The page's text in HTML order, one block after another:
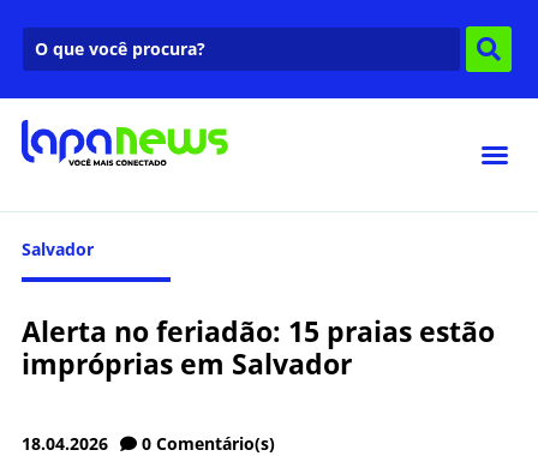
Salvador
Alerta no feriadão: 15 praias estão
impróprias em Salvador
18.04.2026 0 Comentário(s)